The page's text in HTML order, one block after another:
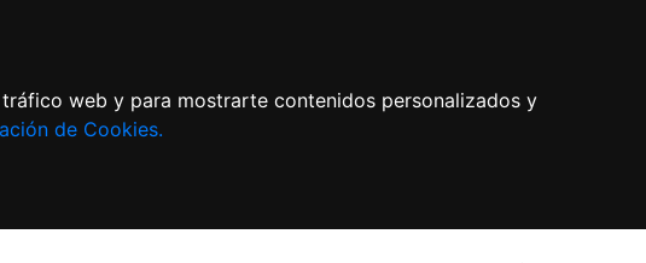
web y para mostrarte contenidos personalizados y
de Cookies.